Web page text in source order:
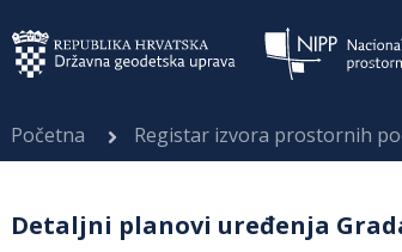
Početna Registar izvora prostornih
Detaljni planovi uređenja